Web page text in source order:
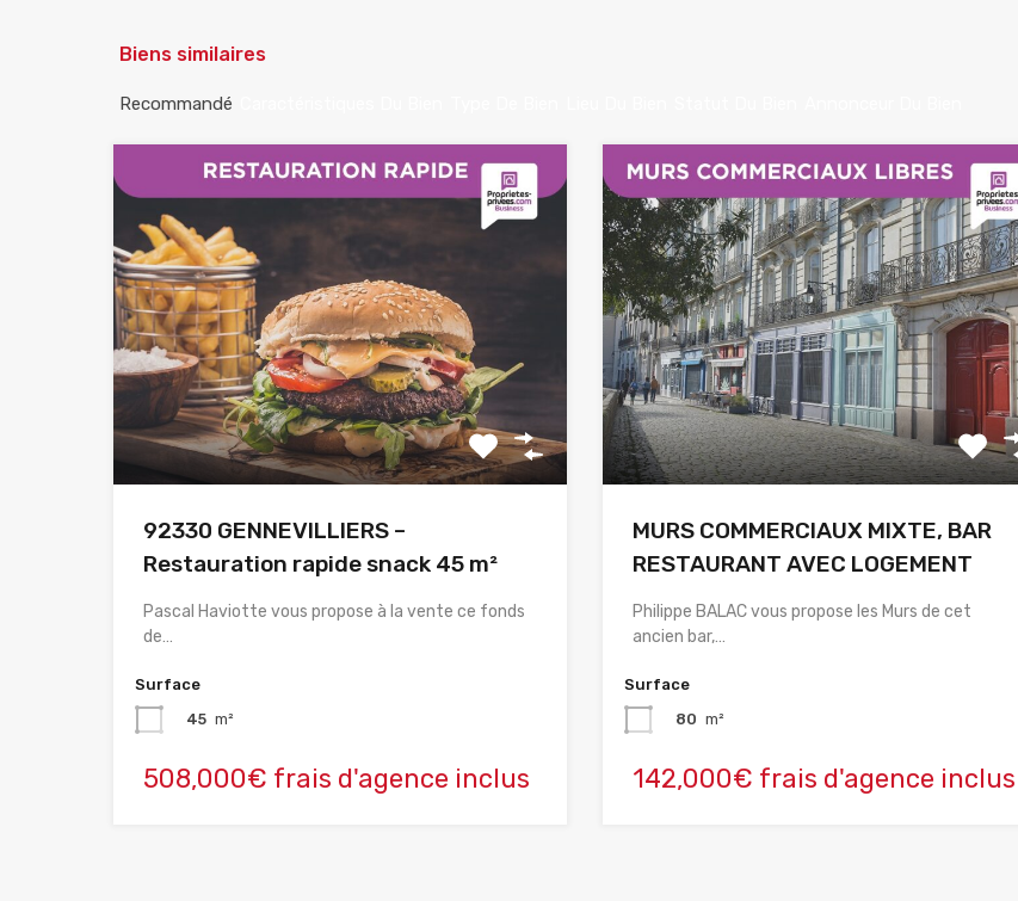
Biens similaires
Recommandé
92330 GENNEVILLIERS –
Restauration rapide snack 45 m²
Pascal Haviotte vous propose à la vente ce fonds
de…
Surface
45 m²
508,000€ frais d'agence inclus
MURS COMMERCIAUX MIXTE, BAR
RESTAURANT AVEC LOGEMENT
Philippe BALAC vous propose les Murs de cet
ancien bar,…
Surface
80 m²
142,000€ frais d'agence inclus